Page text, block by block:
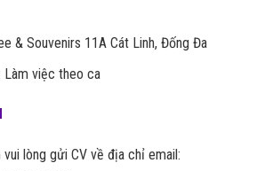
& Souvenirs 11A Cát Linh, Đống Đa
Làm việc theo ca
vui lòng gửi CV về địa chỉ email: